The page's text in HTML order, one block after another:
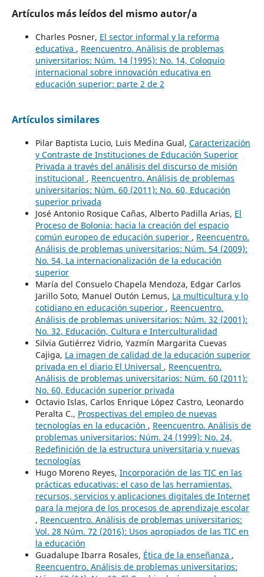
Artículos más leídos del mismo autor/a
Charles Posner, El sector informal y la reforma
educativa , Reencuentro. Análisis de problemas
universitarios: Núm. 14 (1995): No. 14, Coloquio
internacional sobre innovación educativa en
educación superior: parte 2 de 2
Artículos similares
Pilar Baptista Lucio, Luis Medina Gual, Caracterización
y Contraste de Instituciones de Educación Superior
Privada a través del análisis del discurso de misión
institucional , Reencuentro. Análisis de problemas
universitarios: Núm. 60 (2011): No. 60, Educación
superior privada
José Antonio Rosique Cañas, Alberto Padilla Arias, El
Proceso de Bolonia: hacia la creación del espacio
común europeo de educación superior , Reencuentro.
Análisis de problemas universitarios: Núm. 54 (2009):
No. 54, La internacionalización de la educación
superior
María del Consuelo Chapela Mendoza, Edgar Carlos
Jarillo Soto, Manuel Outón Lemus, La multicultura y lo
cotidiano en educación superior , Reencuentro.
Análisis de problemas universitarios: Núm. 32 (2001):
No. 32, Educación, Cultura e Interculturalidad
Silvia Gutiérrez Vidrio, Yazmín Margarita Cuevas
Cajiga, La imagen de calidad de la educación superior
privada en el diario El Universal , Reencuentro.
Análisis de problemas universitarios: Núm. 60 (2011):
No. 60, Educación superior privada
Octavio Islas, Carlos Enrique López Castro, Leonardo
Peralta C., Prospectivas del empleo de nuevas
tecnologías en la educación , Reencuentro. Análisis de
problemas universitarios: Núm. 24 (1999): No. 24,
Redefinición de la estructura universitaria y nuevas
tecnologías
Hugo Moreno Reyes, Incorporación de las TIC en las
prácticas educativas: el caso de las herramientas,
recursos, servicios y aplicaciones digitales de Internet
para la mejora de los procesos de aprendizaje escolar
, Reencuentro. Análisis de problemas universitarios:
Vol. 28 Núm. 72 (2016): Usos apropiados de las TIC en
la educación
Guadalupe Ibarra Rosales, Ética de la enseñanza ,
Reencuentro. Análisis de problemas universitarios: